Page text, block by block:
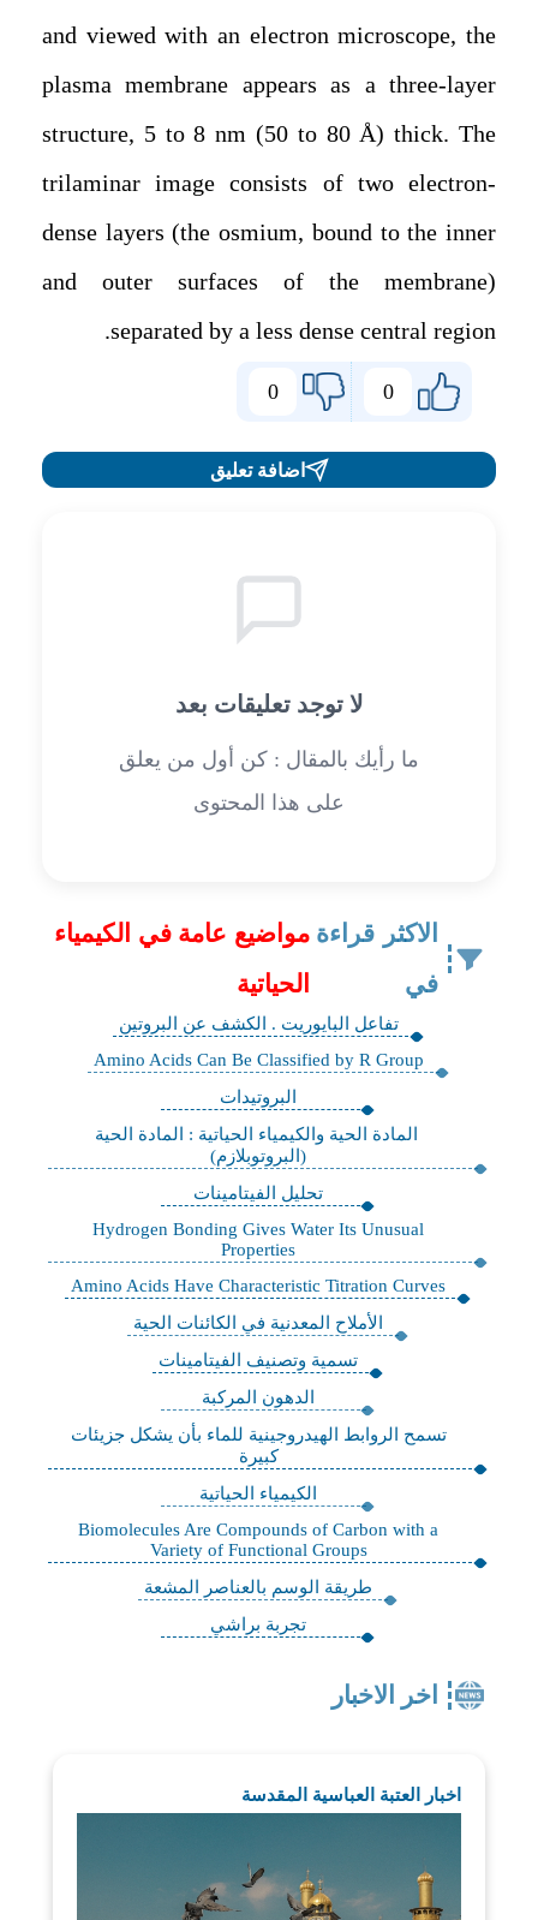
and viewed with an electron microscope, the
plasma membrane appears as a three-layer
structure, 5 to 8 nm (50 to 80 Å) thick. The
trilaminar image consists of two electron-
dense layers (the osmium, bound to the inner
and outer surfaces of the membrane)
separated by a less dense central region.
0
0
اضافة تعليق
لا توجد تعليقات بعد
ما رأيك بالمقال : كن أول من يعلق
على هذا المحتوى
الاكثر قراءة
في
مواضيع عامة في الكيمياء
الحياتية
تفاعل البايوريت . الكشف عن البروتين
Amino Acids Can Be Classified by R Group
البروتيدات
المادة الحية والكيمياء الحياتية : المادة الحية
(البروتوبلازم)
تحليل الفيتامينات
Hydrogen Bonding Gives Water Its Unusual
Properties
Amino Acids Have Characteristic Titration Curves
الأملاح المعدنية في الكائنات الحية
تسمية وتصنيف الفيتامينات
الدهون المركبة
تسمح الروابط الهيدروجينية للماء بأن يشكل جزيئات
كبيرة
الكيمياء الحياتية
Biomolecules Are Compounds of Carbon with a
Variety of Functional Groups
طريقة الوسم بالعناصر المشعة
تجربة براشي
اخر الاخبار
اخبار العتبة العباسية المقدسة